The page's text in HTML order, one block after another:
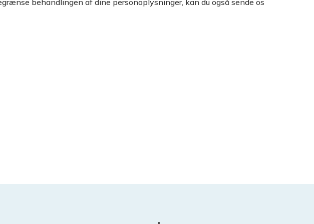
behandlingen af dine personoplysninger, kan du også sende os